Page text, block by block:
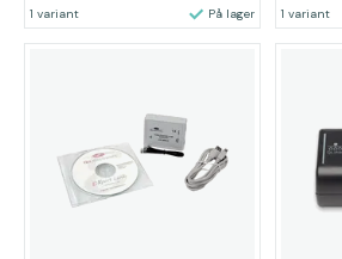
1 variant På lager 1 variant